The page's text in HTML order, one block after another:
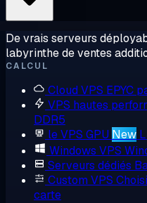
De vrais serveurs
labyrinthe de ventes
CALCUL
Cloud VPS EPYC
VPS hautes
DDR5
le VPS GPU New
Windows VPS
Serveurs dédiés
Custom VPS
carte